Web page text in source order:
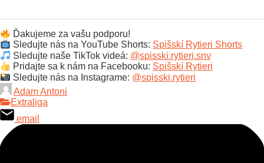
Ďakujeme za vašu podporu!
Sledujte nás na YouTube Shorts: Spišskí Rytieri Shorts
Sledujte naše TikTok videá: @spisski.rytieri.snv
Pridajte sa k nám na Facebooku: Spišskí Rytieri
Sledujte nás na Instagrame: @spisski.rytieri
Adam Antoni
Extraliga
email